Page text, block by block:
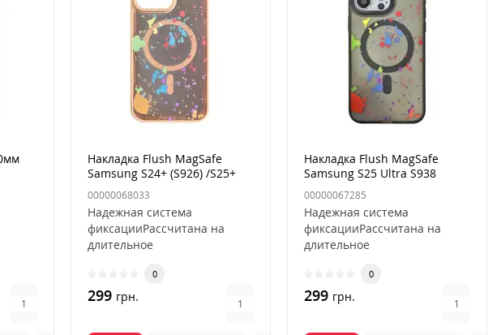
Накладка Flush MagSafe
Samsung S24+ (S926) /S25+
(S936) Desert Gold
00000068033
Надежная система
фиксацииРассчитана на
длительное
деформация и
выцветаниеУс..
0
299 грн.
Накладка Flush MagSafe
Samsung S25 Ultra S938
Серая (Titanium Grey)
00000067285
Надежная система
фиксацииРассчитана на
длительное
деформация и
выцветаниеУс..
0
299 грн.